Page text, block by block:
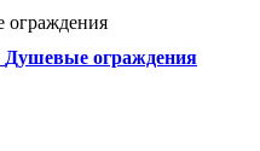
Душевые ограждения